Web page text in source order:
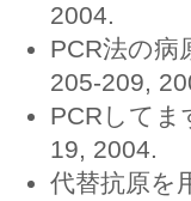
2004.
PCR法の病
205-209,
PCRしてま
19, 2004.
代替抗原を